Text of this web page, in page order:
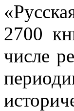
2700
числе